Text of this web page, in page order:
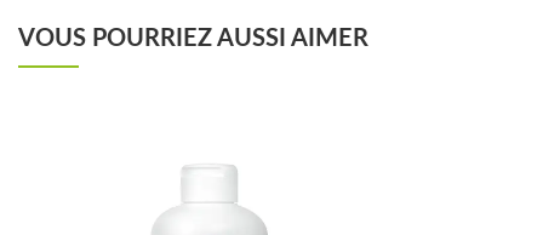
VOUS POURRIEZ AUSSI AIMER